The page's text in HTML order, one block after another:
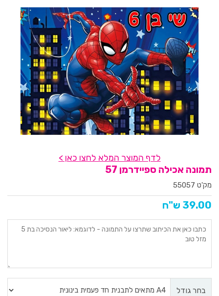
לדף המוצר המלא לחצו כאן >
תמונה אכילה ספיידרמן 57
מק'ט 55057
39.00 ש"ח
בחר גודל